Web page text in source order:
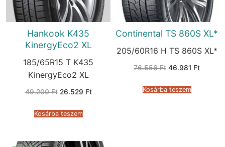
Hankook K435
KinergyEco2 XL
185/65R15 T K435
KinergyEco2 XL
49.200Ft Original
49.200 Ft.
26.529 FtCurrent
Kosárba teszem
Continental TS 860S XL*
205/60R16 H TS 860S XL*
76.556Ft Original
76.556 Ft.
46.981 FtCurrent
Kosárba teszem